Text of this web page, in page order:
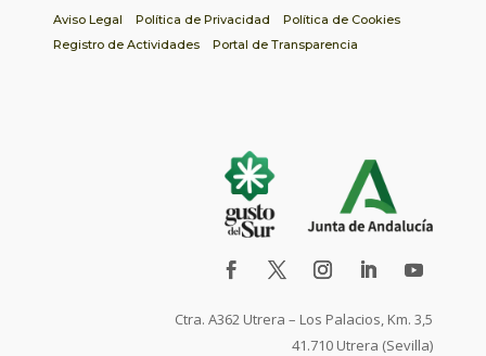
Aviso Legal Política de Privacidad
Política de Cookies
Registro de Actividades
Portal de Transparencia
Ctra. A362 Utrera – Los Palacios, Km. 3,5
41.710 Utrera (Sevilla)